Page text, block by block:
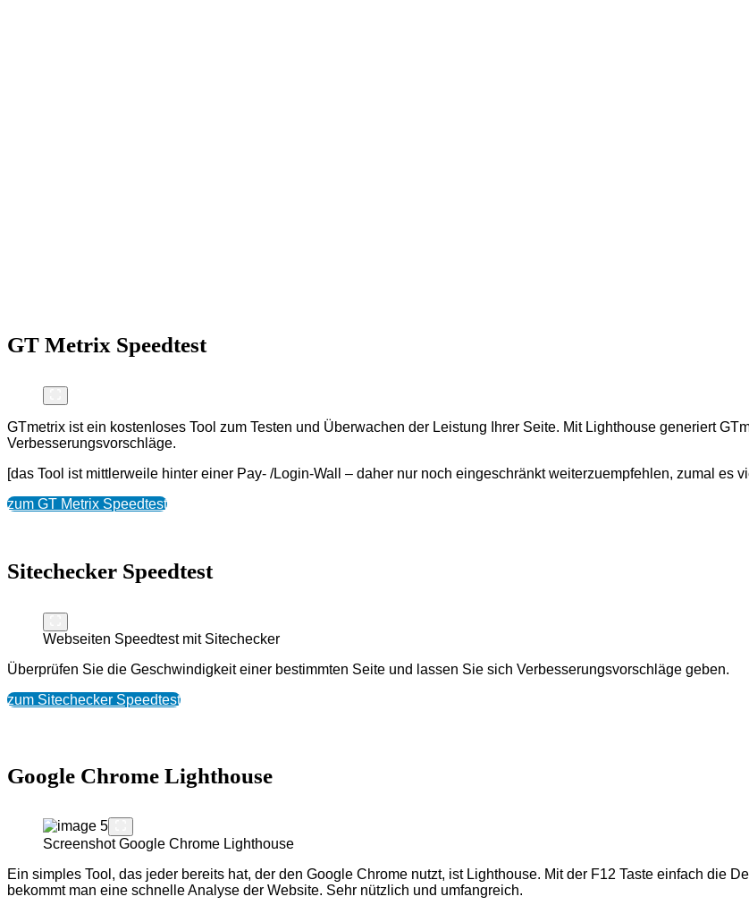
GT Metrix Speedtest
GTmetrix ist ein kostenloses Tool zum Testen und Überwachen der Leistung Ihrer Seite. Mit Lighthouse generiert
Verbesserungsvorschläge.
[das Tool ist mittlerweile hinter einer Pay- /Login-Wall – daher nur noch eingeschränkt weiterzuempfehlen, zumal es
zum GT Metrix Speedtest
Sitechecker Speedtest
Webseiten Speedtest mit Sitechecker
Überprüfen Sie die Geschwindigkeit einer bestimmten Seite und lassen Sie sich Verbesserungsvorschläge geben.
zum Sitechecker Speedtest
Google Chrome Lighthouse
Screenshot Google Chrome Lighthouse
Ein simples Tool, das jeder bereits hat, der den Google Chrome nutzt, ist Lighthouse. Mit der F12 Taste einfach die
bekommt man eine schnelle Analyse der Website. Sehr nützlich und umfangreich.